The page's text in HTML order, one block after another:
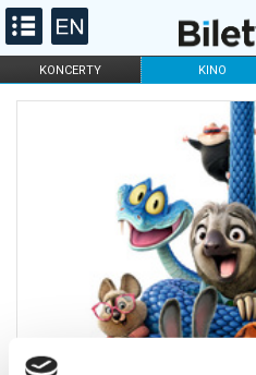
KONCERTY KINO
FILHARMONIA OPERA I BALET
ONLINE